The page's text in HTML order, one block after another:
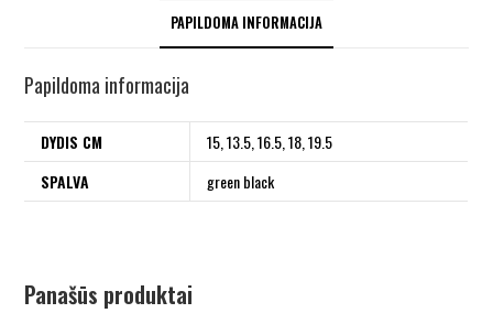
PAPILDOMA INFORMACIJA
Papildoma informacija
DYDIS CM
15, 13.5, 16.5, 18, 19.5
SPALVA
green black
Panašūs produktai